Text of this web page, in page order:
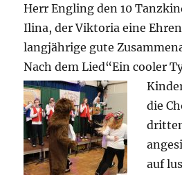
Herr Engling den 10
Ilina, der Viktoria eine
langjährige gute
Nach dem Lied“Ein cooler
die
auf